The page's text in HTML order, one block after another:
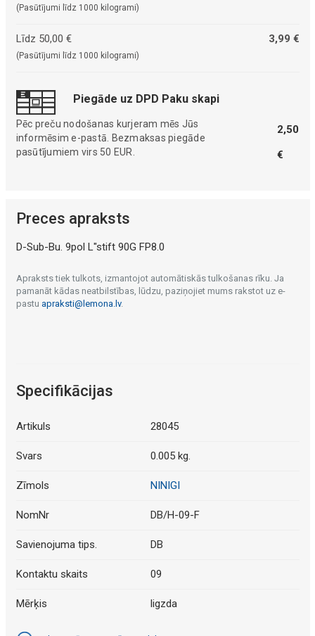
(Pasūtījumi līdz 1000 kilogrami)
Līdz 50,00 €
(Pasūtījumi līdz 1000 kilogrami)
3,99 €
Piegāde uz DPD Paku skapi
Pēc preču nodošanas kurjeram mēs Jūs
informēsim e-pastā. Bezmaksas piegāde
pasūtījumiem virs 50 EUR.
2,50
€
Preces apraksts
D-Sub-Bu. 9pol L"stift 90G FP8.0
Apraksts tiek tulkots, izmantojot automātiskās tulkošanas rīku. Ja
pamanāt kādas neatbilstības, lūdzu, paziņojiet mums rakstot uz e-
pastu apraksti@lemona.lv.
Specifikācijas
Artikuls 28045
Svars 0.005 kg.
Zīmols NINIGI
NomNr DB/H-09-F
Savienojuma tips. DB
Kontaktu skaits 09
Mērķis ligzda